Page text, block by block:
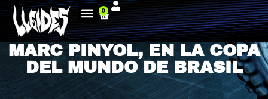
0
MARC PINYOL, EN LA COPA
DEL MUNDO DE BRASIL